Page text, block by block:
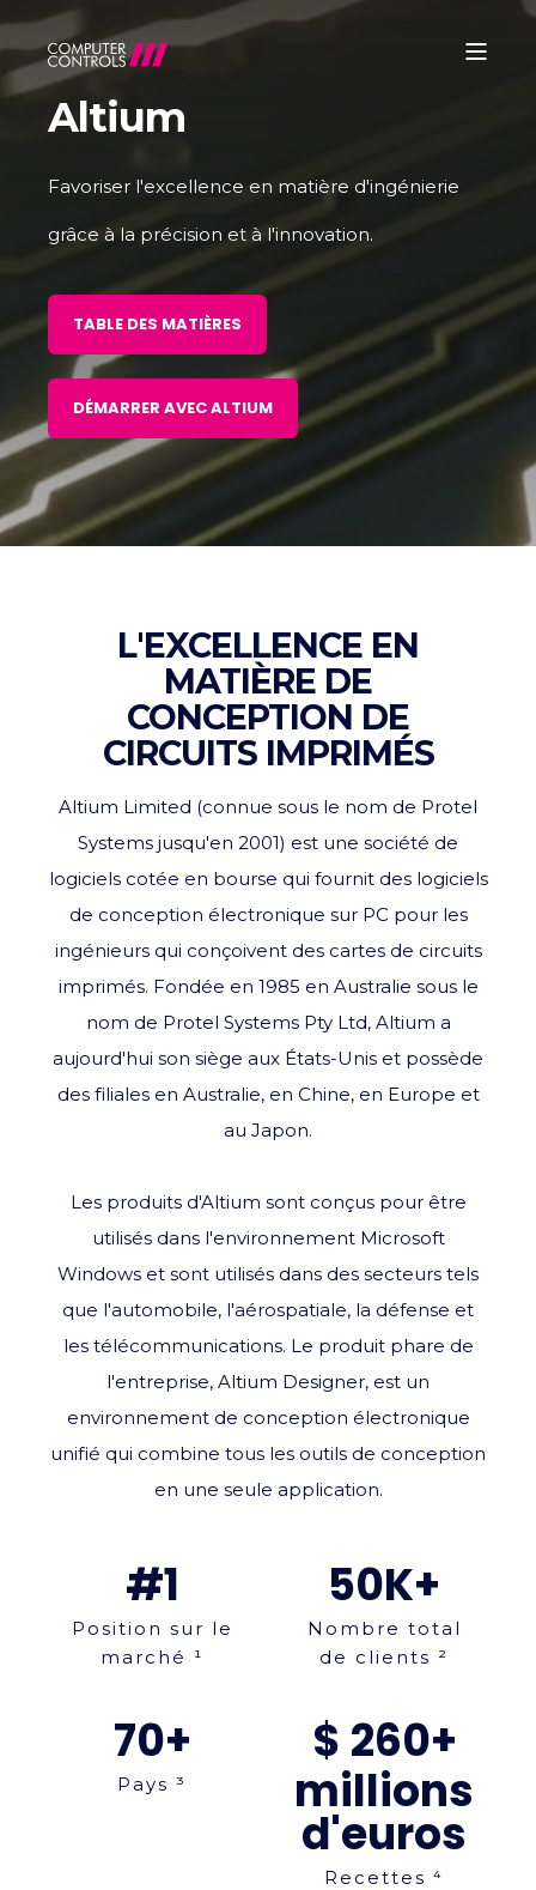
Altium
Favoriser l'excellence en matière d'ingénierie
grâce à la précision et à l'innovation.
TABLE DES MATIÈRES
DÉMARRER AVEC ALTIUM
L'EXCELLENCE EN
MATIÈRE DE
CONCEPTION DE
CIRCUITS IMPRIMÉS
Altium Limited (connue sous le nom de Protel
Systems jusqu'en 2001) est une société de
logiciels cotée en bourse qui fournit des logiciels
de conception électronique sur PC pour les
ingénieurs qui conçoivent des cartes de circuits
imprimés. Fondée en 1985 en Australie sous le
nom de Protel Systems Pty Ltd, Altium a
aujourd'hui son siège aux États-Unis et possède
des filiales en Australie, en Chine, en Europe et
au Japon.
Les produits d'Altium sont conçus pour être
utilisés dans l'environnement Microsoft
Windows et sont utilisés dans des secteurs tels
que l'automobile, l'aérospatiale, la défense et
les télécommunications. Le produit phare de
l'entreprise, Altium Designer, est un
environnement de conception électronique
unifié qui combine tous les outils de conception
en une seule application.
#1
Position sur le
marché ¹
50K+
Nombre total
de clients ²
70+
Pays ³
$ 260+
millions
d'euros
Recettes ⁴